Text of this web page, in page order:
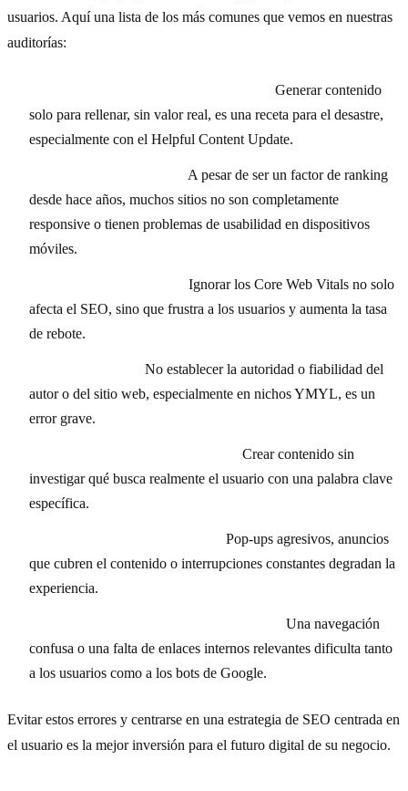
usuarios. Aquí una lista de los más comunes que vemos en nuestras
auditorías:
Generar contenido
solo para rellenar, sin valor real, es una receta para el desastre,
especialmente con el Helpful Content Update.
A pesar de ser un factor de ranking
desde hace años, muchos sitios no son completamente
responsive o tienen problemas de usabilidad en dispositivos
móviles.
Ignorar los Core Web Vitals no solo
afecta el SEO, sino que frustra a los usuarios y aumenta la tasa
de rebote.
No establecer la autoridad o fiabilidad del
autor o del sitio web, especialmente en nichos YMYL, es un
error grave.
Crear contenido sin
investigar qué busca realmente el usuario con una palabra clave
específica.
Pop-ups agresivos, anuncios
que cubren el contenido o interrupciones constantes degradan la
experiencia.
Una navegación
confusa o una falta de enlaces internos relevantes dificulta tanto
a los usuarios como a los bots de Google.
Evitar estos errores y centrarse en una estrategia de SEO centrada en
el usuario es la mejor inversión para el futuro digital de su negocio.